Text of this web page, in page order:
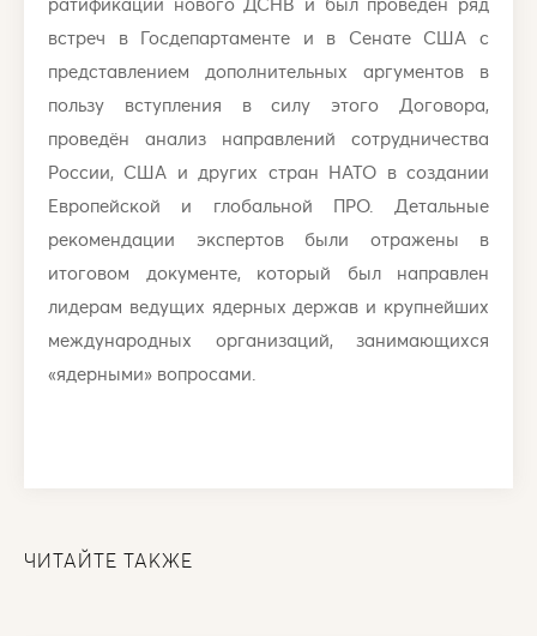
встреч в Госдепартаменте и в Сенате США с
представлением дополнительных аргументов в
пользу вступления в силу этого Договора,
проведён анализ направлений сотрудничества
России, США и других стран НАТО в создании
Европейской и глобальной ПРО. Детальные
рекомендации экспертов были отражены в
итоговом документе, который был направлен
лидерам ведущих ядерных держав и крупнейших
международных организаций, занимающихся
«ядерными» вопросами.
ЧИТАЙТЕ ТАКЖЕ